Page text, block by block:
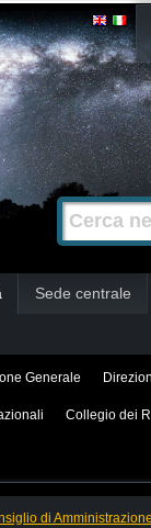
Cerca nel
Sede centrale
Generale
Collegio dei
di